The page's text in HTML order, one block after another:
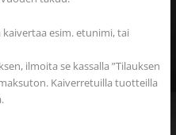
esim. etunimi, tai
ilmoita se kassalla ”Tilauksen
Kaiverretuilla tuotteilla